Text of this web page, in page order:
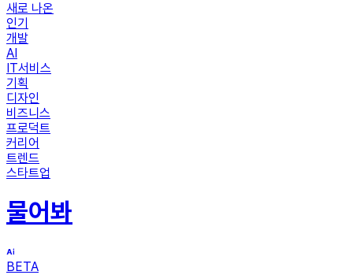
새로 나온
인기
개발
AI
IT서비스
기획
디자인
비즈니스
프로덕트
커리어
트렌드
스타트업
물어봐
BETA